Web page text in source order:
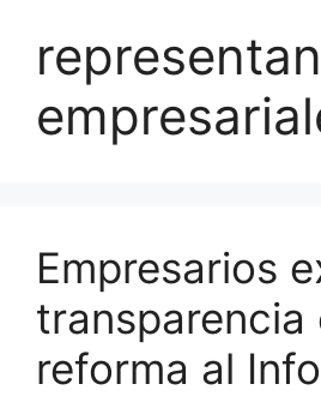
Empresarios
transparencia
reforma al